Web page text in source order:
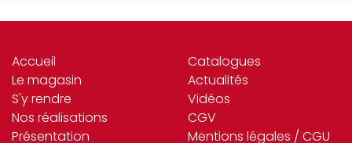
Accueil
Le magasin
S'y rendre
Nos réalisations
Présentation
Catalogues
Actualités
Vidéos
CGV
Mentions légales / CGU